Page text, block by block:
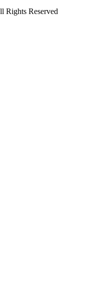
Rights Reserved